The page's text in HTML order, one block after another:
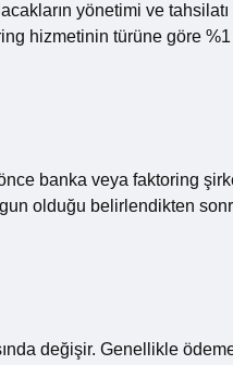
yönetimi ve tahsilatı
hizmetinin türüne göre
banka veya faktoring
olduğu belirlendikten
değişir. Genellikle